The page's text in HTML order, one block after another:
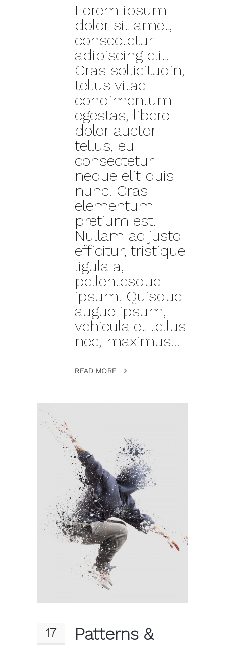
Lorem ipsum
dolor sit amet,
consectetur
adipiscing elit.
Cras sollicitudin,
tellus vitae
condimentum
egestas, libero
dolor auctor
tellus, eu
consectetur
neque elit quis
nunc. Cras
elementum
pretium est.
Nullam ac justo
efficitur, tristique
ligula a,
pellentesque
ipsum. Quisque
augue ipsum,
vehicula et tellus
nec, maximus...
READ MORE
17
Patterns &